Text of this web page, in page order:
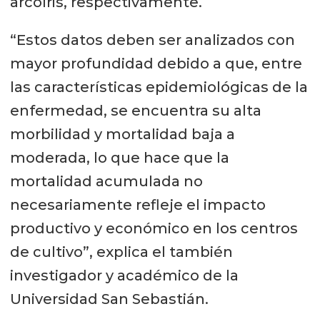
“Estos datos deben ser analizados con
mayor profundidad debido a que, entre
las características epidemiológicas de la
enfermedad, se encuentra su alta
morbilidad y mortalidad baja a
moderada, lo que hace que la
mortalidad acumulada no
necesariamente refleje el impacto
productivo y económico en los centros
de cultivo”, explica el también
investigador y académico de la
Universidad San Sebastián.